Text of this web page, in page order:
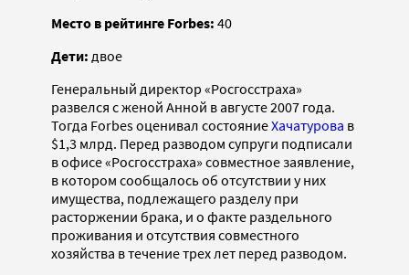
Место в рейтинге Forbes: 40
Дети: двое
Генеральный директор «Росгосстраха»
развелся с женой Анной в августе 2007 года.
Тогда Forbes оценивал состояниеХачатурова в
$1,3 млрд. Перед разводом супруги подписали
в офисе «Росгосстраха» совместное заявление,
в котором сообщалось об отсутствии у них
имущества, подлежащего разделу при
расторжении брака, и о факте раздельного
проживания и отсутствия совместного
хозяйства в течение трех лет перед разводом.